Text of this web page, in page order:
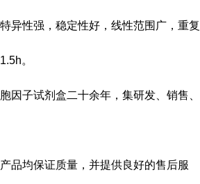
异性强，稳定性好，线性范围广，重复
1.5h。
因子试剂盒二十余年，集研发、销售、
品均保证质量，并提供良好的售后服